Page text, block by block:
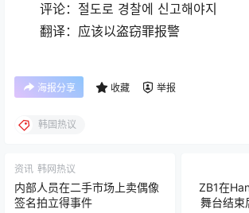
评论：절도로 경찰에 신고해야지
翻译：应该以盗窃罪报警
海报分享 收藏 举报
韩国热议
资讯 韩网热议
内部人员在二手市场上卖偶像
签名拍立得事件
ZB1在
舞台结束